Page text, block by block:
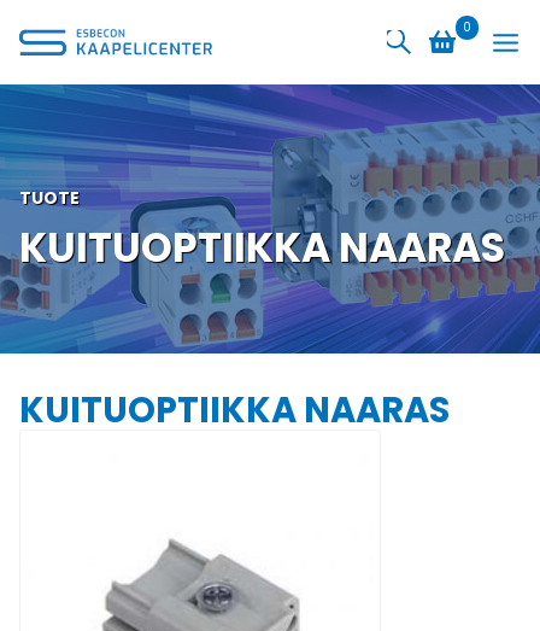
sisältöön
0
TUOTE
KUITUOPTIIKKA NAARAS
KUITUOPTIIKKA NAARAS